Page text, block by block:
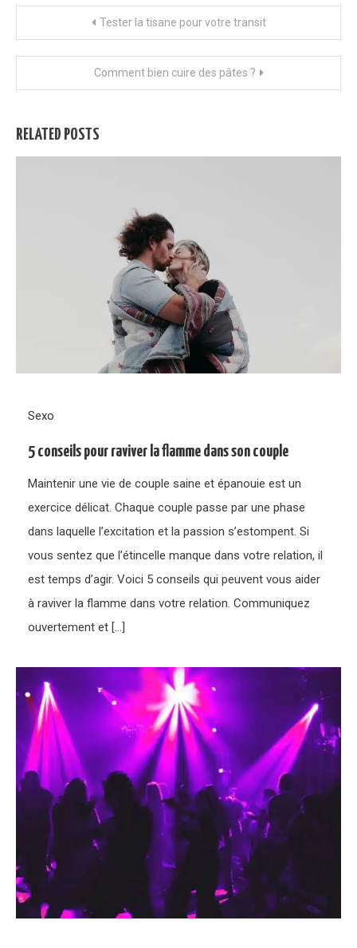
Navigation
de
l’article
Tester la tisane pour votre transit
Comment bien cuire des pâtes ?
RELATED POSTS
Sexo
5 conseils pour raviver la flamme dans son couple
Maintenir une vie de couple saine et épanouie est un
exercice délicat. Chaque couple passe par une phase
dans laquelle l’excitation et la passion s’estompent. Si
vous sentez que l’étincelle manque dans votre relation, il
est temps d’agir. Voici 5 conseils qui peuvent vous aider
à raviver la flamme dans votre relation. Communiquez
ouvertement et […]